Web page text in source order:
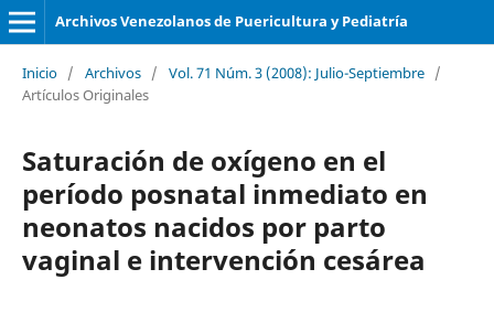
Archivos Venezolanos de Puericultura y Pediatría
Inicio / Archivos / Vol. 71 Núm. 3 (2008): Julio-Septiembre /
Artículos Originales
Saturación de oxígeno en el
período posnatal inmediato en
neonatos nacidos por parto
vaginal e intervención cesárea